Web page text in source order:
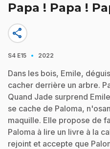
Papa ! Papa !
share
S4 E15 · 2022
Dans les bois, Emile,
cacher derrière un arbre.
Quand Jade surprend
se cache de Paloma,
maquille. Elle propose de
Paloma à lire un livre à la
rejoint et accepte que